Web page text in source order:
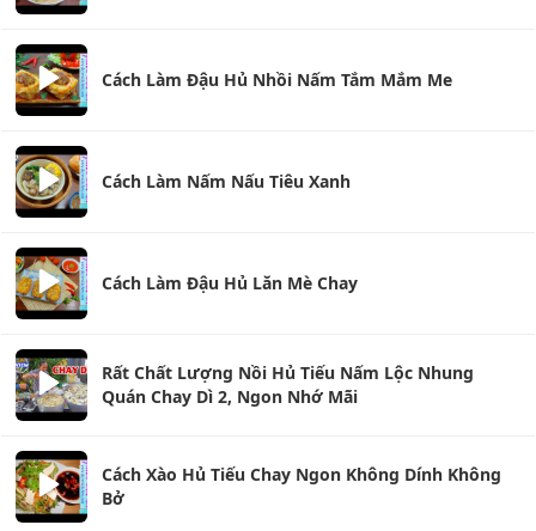
Cách Làm Đậu Hủ Nhồi Nấm Tắm Mắm Me
Cách Làm Nấm Nấu Tiêu Xanh
Cách Làm Đậu Hủ Lăn Mè Chay
Rất Chất Lượng Nồi Hủ Tiếu Nấm Lộc Nhung
Quán Chay Dì 2, Ngon Nhớ Mãi
Cách Xào Hủ Tiếu Chay Ngon Không Dính Không
Bở